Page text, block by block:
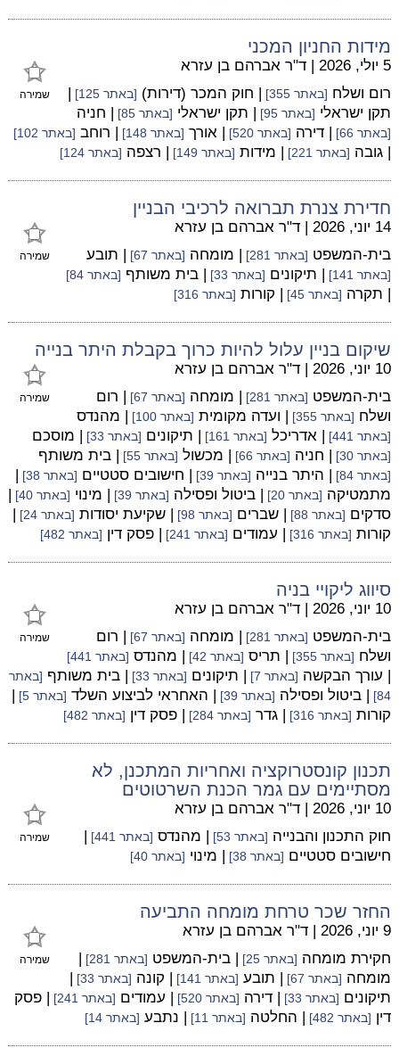
מידות החניון המכני
שמירה
5 יולי, 2026 | ד"ר אברהם בן עזרא
רום ושלח [באתר 355] | חוק המכר (דירות) [באתר 125]
|
תקן ישראלי [באתר 95] | תקן ישראלי [באתר 85] | חניה
[באתר 66] | דירה [באתר 520] | אורך [באתר 148] | רוחב [באתר 102]
| גובה [באתר 221] | מידות [באתר 149] | רצפה [באתר 124]
חדירת צנרת תברואה לרכיבי הבניין
שמירה
14 יוני, 2026 | ד"ר אברהם בן עזרא
בית-המשפט [באתר 281] | מומחה [באתר 67] | תובע
[באתר 141] | תיקונים [באתר 33] | בית משותף [באתר 84]
| תקרה [באתר 45] | קורות [באתר 316]
שיקום בניין עלול להיות כרוך בקבלת היתר בנייה
שמירה
10 יוני, 2026 | ד"ר אברהם בן עזרא
בית-המשפט [באתר 281] | מומחה [באתר 67]
| רום
ושלח [באתר 355] | ועדה מקומית [באתר 100] | מהנדס
[באתר 441] | אדריכל [באתר 161] | תיקונים [באתר 33] | מוסכם
[באתר 30] | חניה [באתר 66] | מכשול [באתר 55] | בית משותף
[באתר 84] | היתר בנייה [באתר 39] | חישובים סטטיים [באתר 38]
|
מתמטיקה [באתר 20] | ביטול ופסילה [באתר 39] | מינוי [באתר 40]
|
סדקים [באתר 88] | שברים [באתר 98] | שקיעת יסודות [באתר 24]
|
קורות [באתר 316] | עמודים [באתר 241] | פסק דין [באתר 482]
סיווג ליקויי בניה
שמירה
10 יוני, 2026 | ד"ר אברהם בן עזרא
בית-המשפט [באתר 281] | מומחה [באתר 67]
| רום
ושלח [באתר 355] | תריס [באתר 42] | מהנדס [באתר 441]
| עורך הבקשה [באתר 7] | תיקונים [באתר 33] | בית משותף [באתר
84]
| ביטול ופסילה [באתר 39] | האחראי לביצוע השלד [באתר 5]
|
קורות [באתר 316] | גדר [באתר 284] | פסק דין [באתר 482]
תכנון קונסטרוקציה ואחריות המתכנן, לא
מסתיימים עם גמר הכנת השרטוטים
שמירה
10 יוני, 2026 | ד"ר אברהם בן עזרא
חוק התכנון והבנייה [באתר 53] | מהנדס [באתר 441]
|
חישובים סטטיים [באתר 38] | מינוי [באתר 40]
החזר שכר טרחת מומחה התביעה
שמירה
9 יוני, 2026 | ד"ר אברהם בן עזרא
חקירת מומחה [באתר 25] | בית-המשפט [באתר 281]
|
מומחה [באתר 67] | תובע [באתר 141] | קונה [באתר 33]
|
תיקונים [באתר 33] | דירה [באתר 520] | עמודים [באתר 241]
| פסק
דין [באתר 482] | החלטה [באתר 11] | נתבע [באתר 14]